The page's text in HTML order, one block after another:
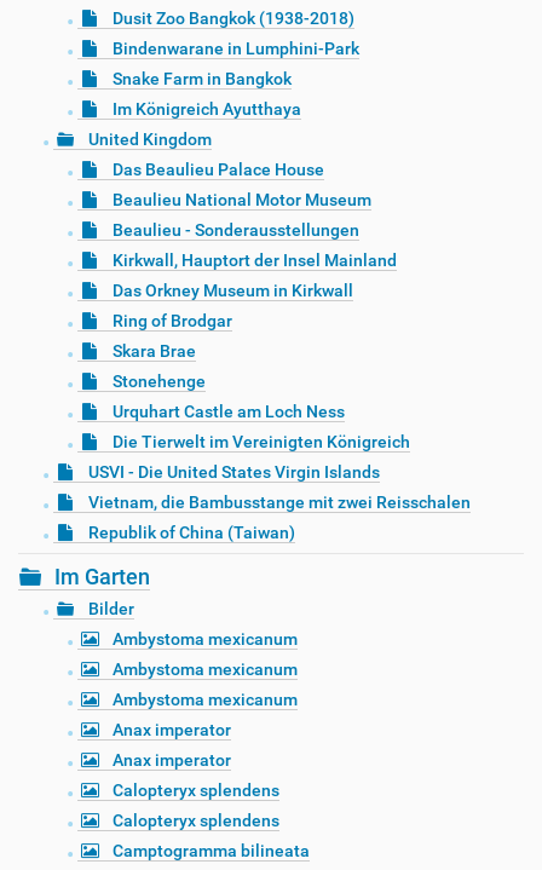
Dusit Zoo Bangkok (1938-2018)
Bindenwarane in Lumphini-Park
Snake Farm in Bangkok
Im Königreich Ayutthaya
United Kingdom
Das Beaulieu Palace House
Beaulieu National Motor Museum
Beaulieu - Sonderausstellungen
Kirkwall, Hauptort der Insel Mainland
Das Orkney Museum in Kirkwall
Ring of Brodgar
Skara Brae
Stonehenge
Urquhart Castle am Loch Ness
Die Tierwelt im Vereinigten Königreich
USVI - Die United States Virgin Islands
Vietnam, die Bambusstange mit zwei Reisschalen
Republik of China (Taiwan)
Im Garten
Bilder
Ambystoma mexicanum
Ambystoma mexicanum
Ambystoma mexicanum
Anax imperator
Anax imperator
Calopteryx splendens
Calopteryx splendens
Camptogramma bilineata